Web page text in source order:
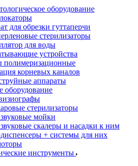
оборудование
для обрезки гуттаперчи
стерилизаторы
для воды
устройства
полимеризационные
корневых каналов
аппараты
оборудование
стерилизаторы
мойки
скалеры и насадки к ним
+ системы для них
инструменты